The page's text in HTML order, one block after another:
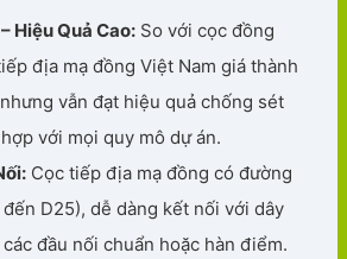
Hiệu Quả Cao: So với cọc đồng
địa mạ đồng Việt Nam giá thành
vẫn đạt hiệu quả chống sét
với mọi quy mô dự án.
Cọc tiếp địa mạ đồng có đường
D25), dễ dàng kết nối với dây
đầu nối chuẩn hoặc hàn điểm.